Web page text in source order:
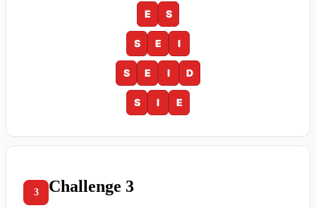
E S
S E I
S E I D
S I E
3 Challenge 3